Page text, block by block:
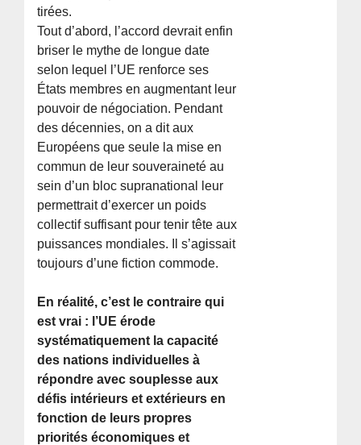
tirées.
Tout d’abord, l’accord devrait enfin
briser le mythe de longue date
selon lequel l’UE renforce ses
États membres en augmentant leur
pouvoir de négociation. Pendant
des décennies, on a dit aux
Européens que seule la mise en
commun de leur souveraineté au
sein d’un bloc supranational leur
permettrait d’exercer un poids
collectif suffisant pour tenir tête aux
puissances mondiales. Il s’agissait
toujours d’une fiction commode.
En réalité, c’est le contraire qui
est vrai : l’UE érode
systématiquement la capacité
des nations individuelles à
répondre avec souplesse aux
défis intérieurs et extérieurs en
fonction de leurs propres
priorités économiques et